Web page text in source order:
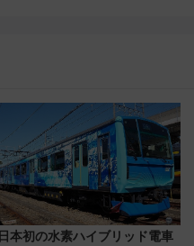
日本初の水素ハイブリッド電車